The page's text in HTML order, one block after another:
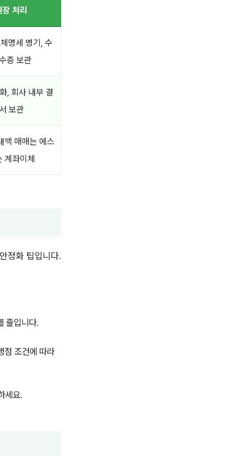
처리
명세 병기, 수
증 보관
, 회사 내부 결
보관
액 매매는 에스
계좌이체
정화 팁입니다.
줄입니다.
점 조건에 따라
세요.